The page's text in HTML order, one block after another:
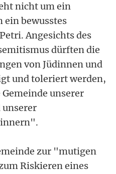
nicht um ein
ein bewusstes
Angesichts des
dürften die
von Jüdinnen und
und toleriert werden,
unserer
unserer
zur "mutigen
Riskieren eines